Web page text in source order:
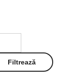
Filtrează